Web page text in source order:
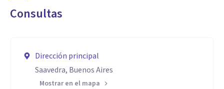
Consultas
Dirección principal
Saavedra, Buenos Aires
Mostrar en el mapa